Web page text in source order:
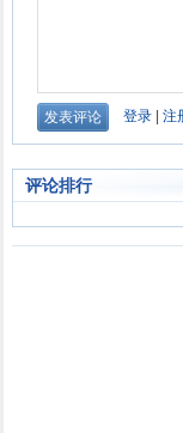
评论排行